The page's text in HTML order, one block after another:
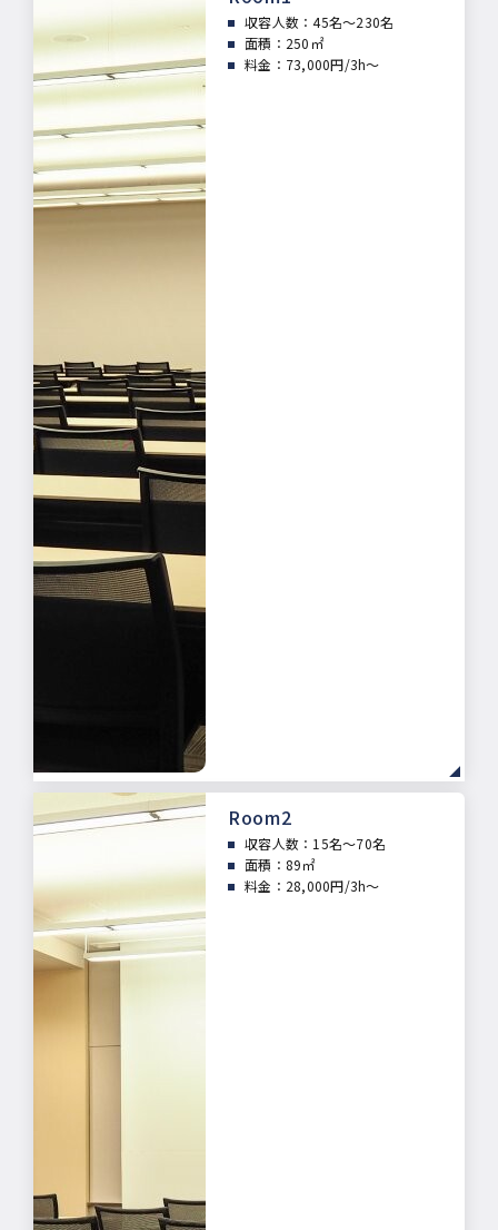
収容人数：45名～230名
面積： 250㎡
料金：73,000円/3h～
Room2
収容人数：15名～70名
面積： 89㎡
料金：28,000円/3h～